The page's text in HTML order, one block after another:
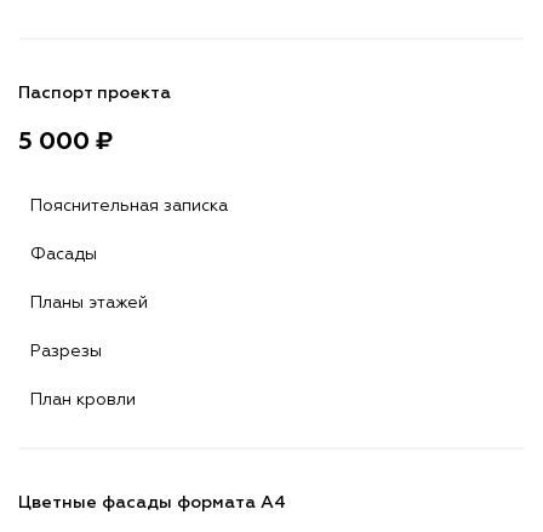
Паспорт проекта
5 000 ₽
Пояснительная записка
Фасады
Планы этажей
Разрезы
План кровли
Цветные фасады формата А4